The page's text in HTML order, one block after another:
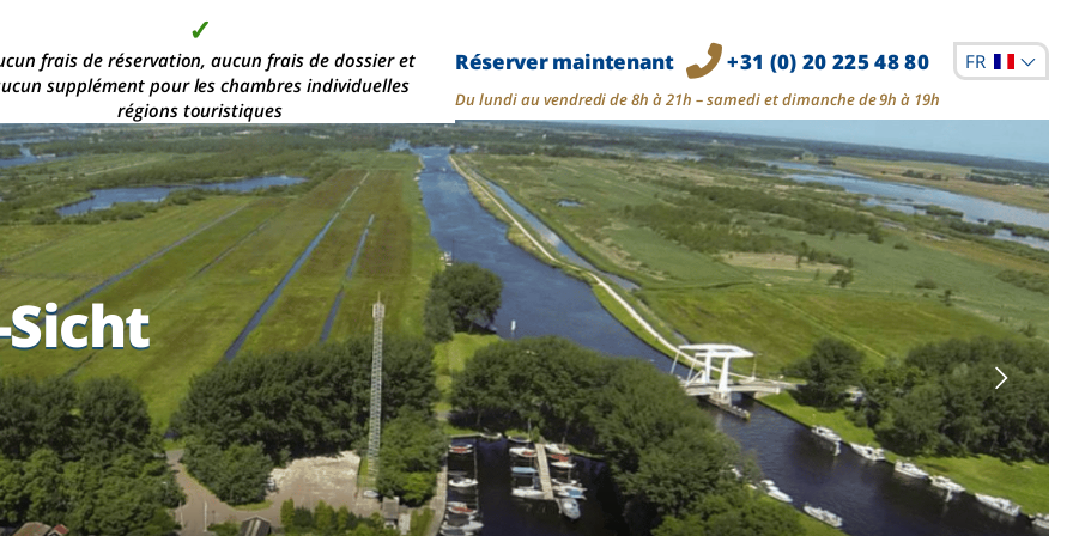
✓
de 2 000 chambres d'hôtel modernes, dans les plus
belles
régions touristiques
✓
frais de réservation, aucun frais de dossier et
supplément pour les chambres individuelles
✓
La qualité au
meilleur prix
✓
Aucun acompte n'est
demandé
Réserver maintenant +31 (0) 20 225 48 80 FR
Du lundi au vendredi de 8h à 21h – samedi et dimanche de 9h à 19h